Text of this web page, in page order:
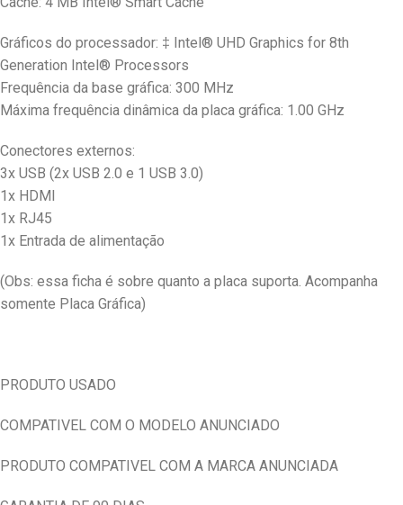
Gráficos do processador: ‡ Intel® UHD Graphics for 8th
Generation Intel® Processors
Frequência da base gráfica: 300 MHz
Máxima frequência dinâmica da placa gráfica: 1.00 GHz
Conectores externos:
3x USB (2x USB 2.0 e 1 USB 3.0)
1x HDMI
1x RJ45
1x Entrada de alimentação
(Obs: essa ficha é sobre quanto a placa suporta. Acompanha
somente Placa Gráfica)
PRODUTO USADO
COMPATIVEL COM O MODELO ANUNCIADO
PRODUTO COMPATIVEL COM A MARCA ANUNCIADA